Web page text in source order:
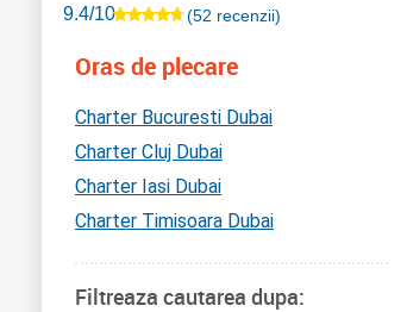
9.4/10 (52 recenzii)
Oras de plecare
Charter Bucuresti Dubai
Charter Cluj Dubai
Charter Iasi Dubai
Charter Timisoara Dubai
Filtreaza cautarea dupa: